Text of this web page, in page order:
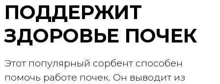
ПОДДЕРЖИТ
ЗДОРОВЬЕ ПОЧЕК
Этот популярный сорбент способен
помочь работе почек. Он выводит из